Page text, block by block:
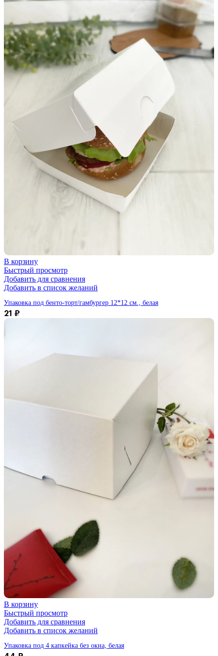
В корзину
Быстрый просмотр
Добавить для сравнения
Добавить в список желаний
Упаковка под бенто-торт/гамбургер 12*12 см., белая
21 ₽
В корзину
Быстрый просмотр
Добавить для сравнения
Добавить в список желаний
Упаковка под 4 капкейка без окна, белая